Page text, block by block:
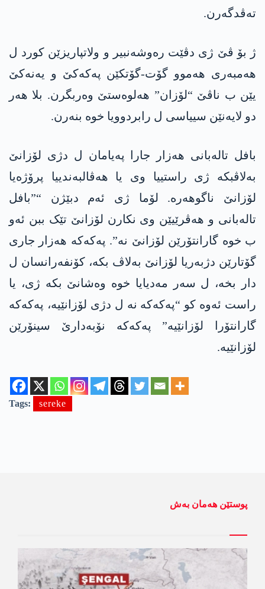
تەڤدگەرن.
ژ بۆ ڤێ ژی دڤێت رەوشەنبیر و ولاتپاریزێن کورد ل
ھەمبەری ھەموو گۆت-گۆتکێن پەکەکێ و یەنەکێ
یێن ب ناڤێ “لۆزان” ھەلوەستێ وەربگرن. بلا ھەر
دو لایەنێن سییاسی ل رابردوویا خوە بنەرن.
بافل تالەبانی ھەزار جارا پەیامان ل دژی لۆزانێ
بەلاڤبکە ژی راستییا وی یا ھەڤالبەندییا پرۆژەیا
لۆزانێ ناگوھەرە. لۆما ژی ئەم دبێژن “”بافل
تالەبانی و ھەڤرێیێن وی نکارن لۆزانێ تێک ببن ئەو
ب خوە گارانتۆرێن لۆزانێ نە”. پەکەکە ھەزار جاری
گۆتارێن دژبەریا لۆزانێ بەلاڤ بکە، کۆنفەرانسان ل
دار بخە، ل سەر مەدیایا خوە وەشانێ بکە ژی، یا
راست ئەوە کو “پەکەکە نە ل دژی لۆزانێیە، پەکەکە
گارانتۆرا لۆزانێیە” پەکەکە نۆبەدارێ سینۆرێن
لۆزانێیە.
Tags: sereke
پوستێن ھەمان بەش